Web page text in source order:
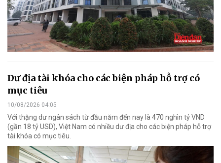
Dư địa tài khóa cho các biện pháp hỗ trợ có
mục tiêu
10/08/2026 04:05
Với thặng dư ngân sách từ đầu năm đến nay là 470 nghìn tỷ VND
(gần 18 tỷ USD), Việt Nam có nhiều dư địa cho các biện pháp hỗ trợ
tài khóa có mục tiêu.